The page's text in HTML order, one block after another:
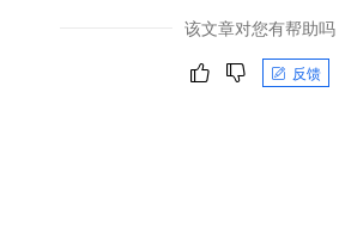
该文章对您有帮助吗
反馈